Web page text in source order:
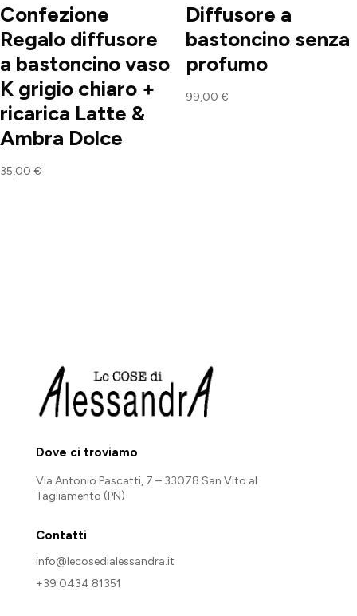
Confezione
Regalo diffusore
a bastoncino vaso
K grigio chiaro +
ricarica Latte &
Ambra Dolce
35,00 €
Diffusore a
bastoncino senza
profumo
99,00 €
Dove ci troviamo
Via Antonio Pascatti, 7 – 33078 San Vito al
Tagliamento (PN)
Contatti
info@lecosedialessandra.it
+39 0434 81351